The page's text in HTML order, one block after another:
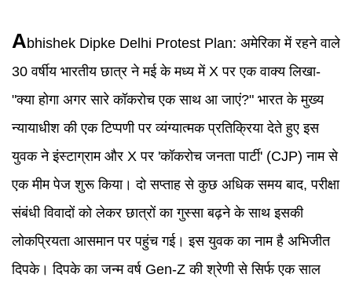
Abhishek Dipke Delhi Protest Plan: अमेरिका में रहने वाले
30 वर्षीय भारतीय छात्र ने मई के मध्य में X पर एक वाक्य लिखा-
"क्या होगा अगर सारे कॉकरोच एक साथ आ जाएं?" भारत के मुख्य
न्यायाधीश की एक टिप्पणी पर व्यंग्यात्मक प्रतिक्रिया देते हुए इस
युवक ने इंस्टाग्राम और X पर 'कॉकरोच जनता पार्टी' (CJP) नाम से
एक मीम पेज शुरू किया। दो सप्ताह से कुछ अधिक समय बाद, परीक्षा
संबंधी विवादों को लेकर छात्रों का गुस्सा बढ़ने के साथ इसकी
लोकप्रियता आसमान पर पहुंच गई। इस युवक का नाम है अभिजीत
दिपके। दिपके का जन्म वर्ष Gen-Z की श्रेणी से सिर्फ एक साल